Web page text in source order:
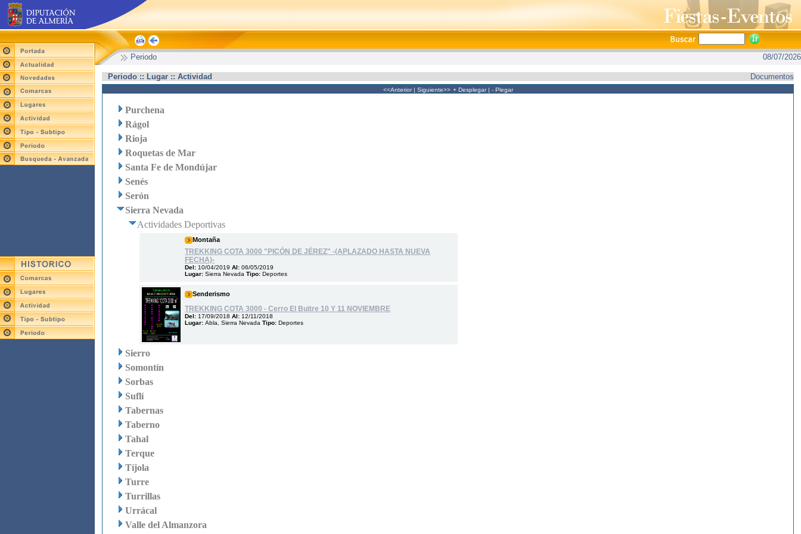
Periodo 08/07/2026
Periodo :: Lugar :: Actividad Documentos
<<Anterior| Siguiente>> + Desplegar| - Plegar
Purchena
Rágol
Rioja
Roquetas de Mar
Santa Fe de Mondújar
Senés
Serón
Sierra Nevada
Actividades Deportivas
Montaña
TREKKING COTA 3000 "PICÓN DE JÉREZ" -(APLAZADO HASTA NUEVA
FECHA)-
Del: 10/04/2019 Al: 06/05/2019
Lugar: Sierra Nevada Tipo: Deportes
Senderismo
TREKKING COTA 3000 - Cerro El Buitre 10 Y 11 NOVIEMBRE
Del: 17/09/2018 Al: 12/11/2018
Lugar: Abla, Sierra Nevada Tipo: Deportes
Sierro
Somontín
Sorbas
Suflí
Tabernas
Taberno
Tahal
Terque
Tíjola
Turre
Turrillas
Urrácal
Valle del Almanzora